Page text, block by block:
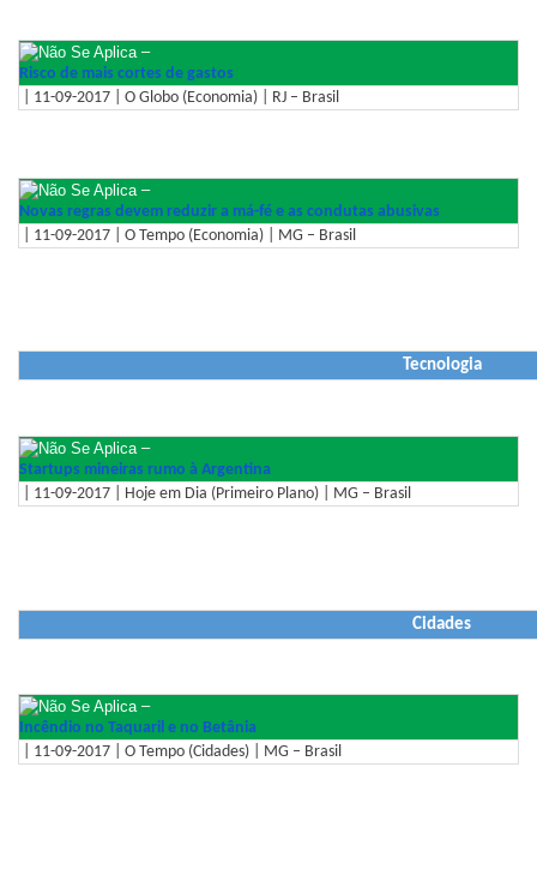
–
Risco de mais cortes de gastos
| 11-09-2017 | O Globo (Economia) | RJ – Brasil
–
Novas regras devem reduzir a má-fé e as condutas abusivas
| 11-09-2017 | O Tempo (Economia) | MG – Brasil
Tecnologia
–
Startups mineiras rumo à Argentina
| 11-09-2017 | Hoje em Dia (Primeiro Plano) | MG – Brasil
Cidades
–
Incêndio no Taquaril e no Betânia
| 11-09-2017 | O Tempo (Cidades) | MG – Brasil